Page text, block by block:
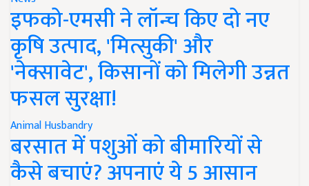
इफको-एमसी ने लॉन्च किए दो नए
कृषि उत्पाद, 'मित्सुकी' और
'नेक्सावेट', किसानों को मिलेगी उन्नत
फसल सुरक्षा!
Animal Husbandry
बरसात में पशुओं को बीमारियों से
कैसे बचाएं? अपनाएं ये 5 आसान